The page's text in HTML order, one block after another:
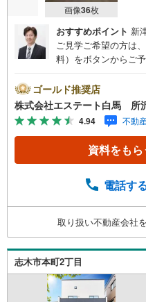
画像36枚
おすすめポイント 新
ご見学ご希望の方は
料）をボタンからご
ス社外の中立的なフ
できます。ローン返
ュレーションをご提
中心にたくさんの情
ット広告前の物件も
希望エリアをお申し
の相談スペースです
建築についてご相談
で営業しております
電話でのお問合わせ
くださいキッズスペ
ンパンマンジュース
ゴールド推奨店
株式会社エステート白馬 所
4.94 不動
資料をもら
電話す
取り扱い不動産会社
志木市本町2丁目